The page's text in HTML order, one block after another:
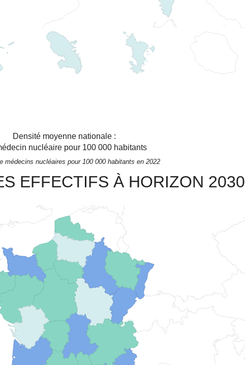
Densité moyenne nationale :
nucléaire pour 100 000 habitants
médecins nucléaires pour 100 000 habitants en 2022
EFFECTIFS À HORIZON 2030